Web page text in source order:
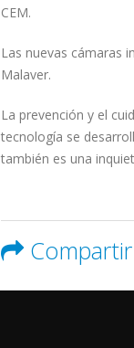
CEM.
Las nuevas cámaras
Malaver.
La prevención y el
tecnología se
también es una